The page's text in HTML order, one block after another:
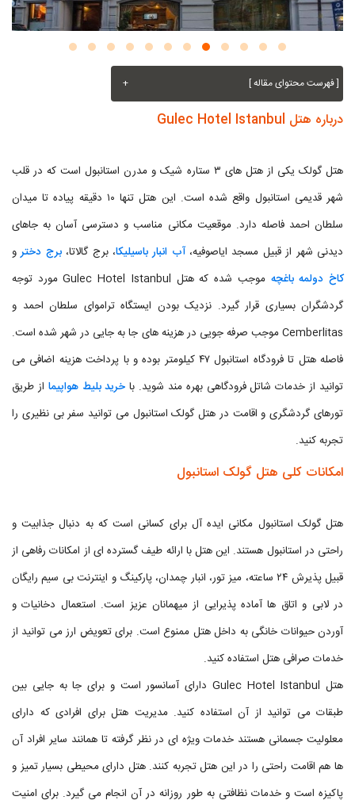
[ فهرست محتوای مقاله ] +
درباره هتل Gulec Hotel Istanbul
هتل گولک یکی از هتل های ۳ ستاره شیک و مدرن استانبول است که در قلب
شهر قدیمی استانبول واقع شده است. این هتل تنها ۱۰ دقیقه پیاده تا میدان
سلطان احمد فاصله دارد. موقعیت مکانی مناسب و دسترسی آسان به جاهای
دیدنی شهر از قبیل مسجد ایاصوفیه،آب انبار باسیلیکا، برج گالاتا،برج دخترو
کاخ دولمه باغچه
موجب شده که هتل Gulec Hotel Istanbul مورد توجه
گردشگران بسیاری قرار گیرد. نزدیک بودن ایستگاه تراموای سلطان احمد و
Cemberlitas موجب صرفه جویی در هزینه های جا به جایی در شهر شده است.
فاصله هتل تا فرودگاه استانبول ۴۷ کیلومتر بوده و با پرداخت هزینه اضافی می
توانید از خدمات شاتل فرودگاهی بهره مند شوید. با خرید بلیط هواپیما از طریق
تورهای گردشگری و اقامت در هتل گولک استانبول می توانید سفر بی نظیری را
تجربه کنید.
امکانات کلی هتل گولک استانبول
هتل گولک استانبول مکانی ایده آل برای کسانی است که به دنبال جذابیت و
راحتی در استانبول هستند. این هتل با ارائه طیف گسترده ای از امکانات رفاهی از
قبیل پذیرش ۲۴ ساعته، میز تور، انبار چمدان، پارکینگ و اینترنت بی سیم رایگان
در لابی و اتاق ها آماده پذیرایی از میهمانان عزیز است. استعمال دخانیات و
آوردن حیوانات خانگی به داخل هتل ممنوع است. برای تعویض ارز می توانید از
خدمات صرافی هتل استفاده کنید.
هتل Gulec Hotel Istanbul دارای آسانسور است و برای جا به جایی بین
طبقات می توانید از آن استفاده کنید. مدیریت هتل برای افرادی که دارای
معلولیت جسمانی هستند خدمات ویژه ای در نظر گرفته تا همانند سایر افراد آن
ها هم اقامت راحتی را در این هتل تجربه کنند. هتل دارای محیطی بسیار تمیز و
پاکیزه است و خدمات نظافتی به طور روزانه در آن انجام می گیرد. برای امنیت